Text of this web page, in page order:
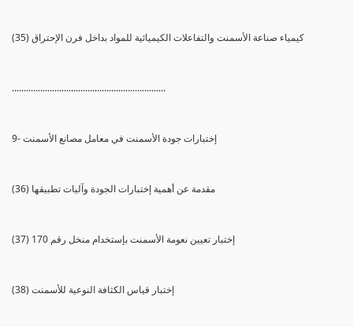
(35) كيمياء صناعة الأسمنت والتفاعلات الكيميائية للمواد بداخل فرن الإحتراق
.................................................................
9- إختبارات جودة الأسمنت في معامل مصانع الأسمنت
(36) مقدمة عن أهمية إختبارات الجودة وآليات تطبيقها
(37) إختبار تعيين نعومة الأسمنت بإستخدام منخل رقم 170
(38) إختبار قياس الكثافة النوعية للأسمنت